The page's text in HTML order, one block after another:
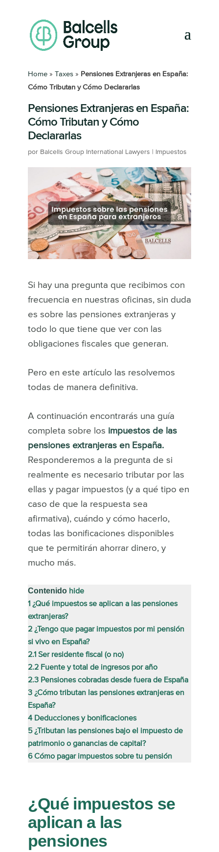
Home» Taxes» Pensiones Extranjeras en España:
Cómo Tributan y Cómo Declararlas
Pensiones Extranjeras en España:
Cómo Tributan y Cómo
Declararlas
por Balcells Group International Lawyers Impuestos
Si hay una pregunta que recibimos con
frecuencia en nuestras oficinas, sin duda
es sobre las pensiones extranjeras y
todo lo que tiene que ver con las
obligaciones fiscales que generan.
Pero en este artículo las resolvemos
todas de manera definitiva.
A continuación encontrarás una guía
completa sobre los impuestos de las
pensiones extranjeras en España.
Responderemos a la pregunta de si
realmente es necesario tributar por las
ellas y pagar impuestos (y a qué tipo en
caso de que la respuesta sea
afirmativa), cuándo y cómo hacerlo,
todas las bonificaciones disponibles
que te permitirán ahorrar dinero, y
mucho más.
Contenido hide
1 ¿Qué impuestos se aplican a las pensiones
extranjeras?
2 ¿Tengo que pagar impuestos por mi pensión
si vivo en España?
2.1 Ser residente fiscal (o no)
2.2 Fuente y total de ingresos por año
2.3 Pensiones cobradas desde fuera de España
3 ¿Cómo tributan las pensiones extranjeras en
España?
4 Deducciones y bonificaciones
5 ¿Tributan las pensiones bajo el impuesto de
patrimonio o ganancias de capital?
6 Cómo pagar impuestos sobre tu pensión
¿Qué impuestos se
aplican a las
pensiones